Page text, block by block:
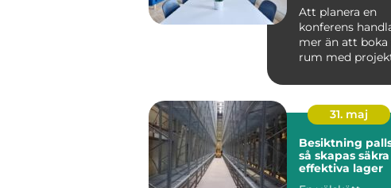
Att planera en
konferens
mer än att boka
rum med
tekniken o...
31. maj
Besiktning
så skapas
effektiva lager